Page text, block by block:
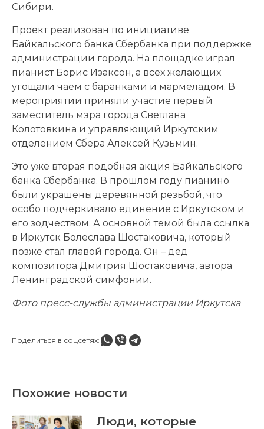
Сибири.
Проект реализован по инициативе
Байкальского банка Сбербанка при поддержке
администрации города. На площадке играл
пианист Борис Изаксон, а всех желающих
угощали чаем с баранками и мармеладом. В
мероприятии приняли участие первый
заместитель мэра города Светлана
Колотовкина и управляющий Иркутским
отделением Сбера Алексей Кузьмин.
Это уже вторая подобная акция Байкальского
банка Сбербанка. В прошлом году пианино
были украшены деревянной резьбой, что
особо подчеркивало единение с Иркутском и
его зодчеством. А основной темой была ссылка
в Иркутск Болеслава Шостаковича, который
позже стал главой города. Он – дед
композитора Дмитрия Шостаковича, автора
Ленинградской симфонии.
Фото пресс-службы администрации Иркутска
Поделиться в соцсетях:
Похожие новости
Люди, которые